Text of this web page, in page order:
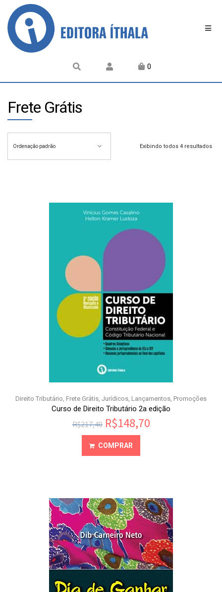
0
Frete Grátis
Exibindo todos 4 resultados
Direito Tributário, Frete Grátis, Jurídicos, Lançamentos, Promoções
Curso de Direito Tributário 2a edição
R$217,40 R$148,70
COMPRAR